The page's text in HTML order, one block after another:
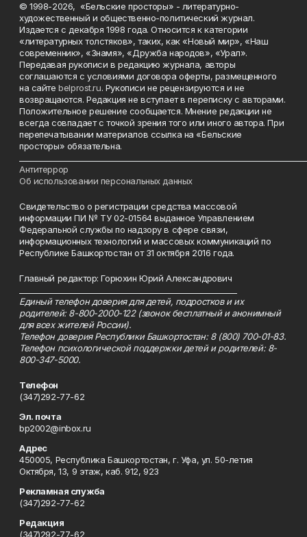
© 1998-2026, «Бельские просторы» - литературно-
художественный и общественно-политический журнал.
Издается с декабря 1998 года. Относится к категории
«литературных толстяков», таких, как «Новый мир», «Наш
современник», «Знамя», «Дружба народов», «Урал».
Передавая рукописи в редакцию журнала, авторы
соглашаются с условиями договора оферты, размещенного
на сайтеbelprost.ru. Рукописи не рецензируются и не
возвращаются. Редакция не вступает в переписку с авторами.
Положительное решение сообщается. Мнение редакции не
всегда совпадает с точкой зрения того или иного автора. При
перепечатывании материалов ссылка на «Бельские
просторы» обязательна.
Антитеррор
Об использовании персональных данных
Свидетельство о регистрации средства массовой
информации ПИ № ТУ 02-01564 выданное Управлением
Федеральной службы по надзору в сфере связи,
информационных технологий и массовых коммуникаций по
Республике Башкортостан от 31 октября 2016 года.
Главный редактор: Горюхин Юрий Александрович
Единый телефон доверия для детей, подростков и их
родителей: 8-800-2000-122 (звонок бесплатный и анонимный
для всех жителей России).
Телефон доверия Республики Башкортостан: 8 (800) 700-01-83.
Телефон психологической поддержки детей и родителей: 8-
800-347-5000.
Телефон
(347)292-77-62
Эл. почта
bp2002@inbox.ru
Адрес
450005, Республика Башкортостан, г. Уфа, ул. 50-летия
Октября, 13, 9 этаж, каб. 912, 923
Рекламная служба
(347)292-77-62
Редакция
(347)292-77-62